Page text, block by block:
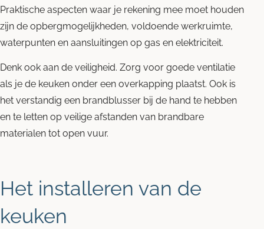
Praktische aspecten waar je rekening mee moet houden
zijn de opbergmogelijkheden, voldoende werkruimte,
waterpunten en aansluitingen op gas en elektriciteit.
Denk ook aan de veiligheid. Zorg voor goede ventilatie
als je de keuken onder een overkapping plaatst. Ook is
het verstandig een brandblusser bij de hand te hebben
en te letten op veilige afstanden van brandbare
materialen tot open vuur.
Het installeren van de
keuken